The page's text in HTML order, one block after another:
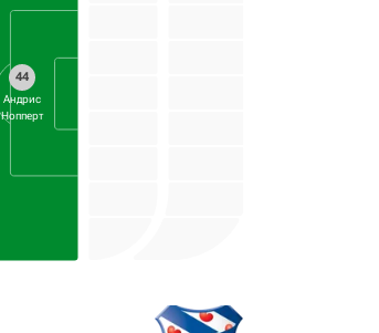
44
Андрис
Нопперт